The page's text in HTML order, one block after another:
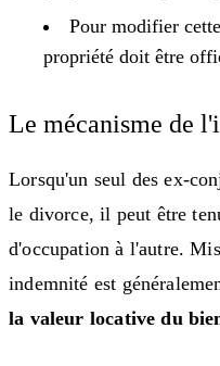
Pour modifier
propriété doit être
Le mécanisme de
Lorsqu'un seul des ex-
le divorce, il peut être
d'occupation à l'autre.
indemnité est
la valeur locative du